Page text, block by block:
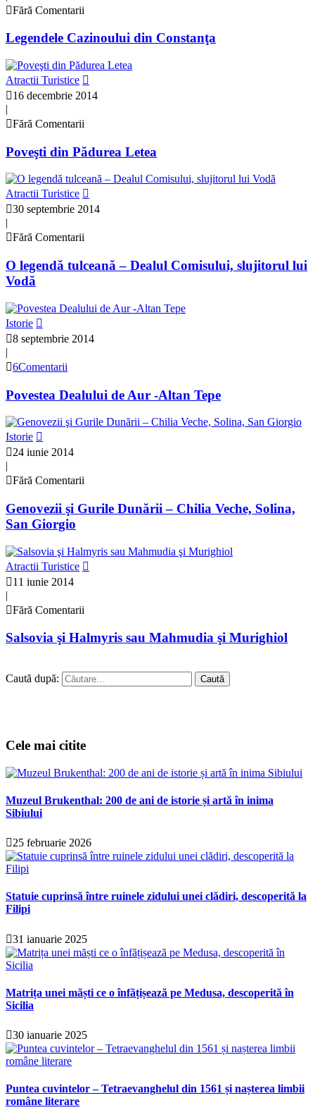
Fără Comentarii
Legendele Cazinoului din Constanţa
Atractii Turistice
16 decembrie 2014
|
Fără Comentarii
Poveşti din Pădurea Letea
Atractii Turistice
30 septembrie 2014
|
Fără Comentarii
O legendă tulceană – Dealul Comisului, slujitorul lui
Vodă
Istorie
8 septembrie 2014
|
6Comentarii
Povestea Dealului de Aur -Altan Tepe
Istorie
24 iunie 2014
|
Fără Comentarii
Genovezii şi Gurile Dunării – Chilia Veche, Solina,
San Giorgio
Atractii Turistice
11 iunie 2014
|
Fără Comentarii
Salsovia şi Halmyris sau Mahmudia şi Murighiol
Caută după:
Cele mai citite
Muzeul Brukenthal: 200 de ani de istorie și artă în inima
Sibiului
25 februarie 2026
Statuie cuprinsă între ruinele zidului unei clădiri, descoperită la
Filipi
31 ianuarie 2025
Matrița unei măști ce o înfățișează pe Medusa, descoperită în
Sicilia
30 ianuarie 2025
Puntea cuvintelor – Tetraevanghelul din 1561 și nașterea limbii
române literare